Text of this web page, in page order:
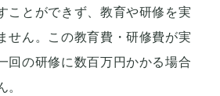
ことができず、教育や研修を実
せん。この教育費・研修費が実
回の研修に数百万円かかる場合
。